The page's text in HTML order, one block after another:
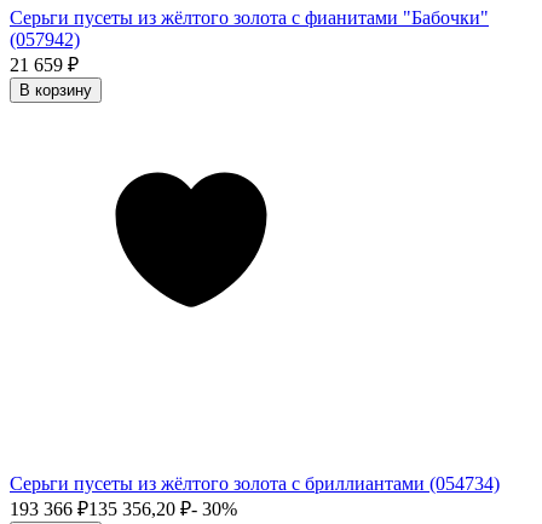
Серьги пусеты из жёлтого золота с фианитами "Бабочки"
(057942)
21 659 ₽
В корзину
Серьги пусеты из жёлтого золота с бриллиантами (054734)
193 366 ₽135 356,20 ₽- 30%